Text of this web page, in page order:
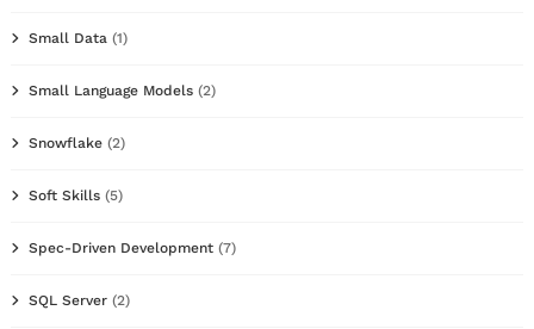
Small Data (1)
Small Language Models (2)
Snowflake (2)
Soft Skills (5)
Spec-Driven Development (7)
SQL Server (2)